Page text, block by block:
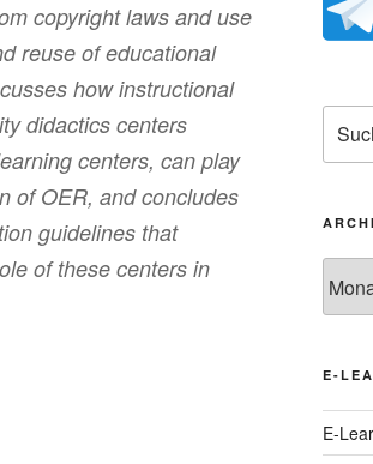
copyright laws and use
reuse of educational
how instructional
didactics centers
centers, can play
of OER, and concludes
guidelines that
of these centers in
nach:
E-
E-